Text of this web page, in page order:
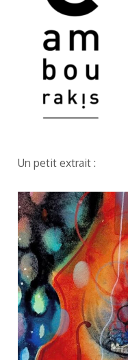
Un petit extrait :